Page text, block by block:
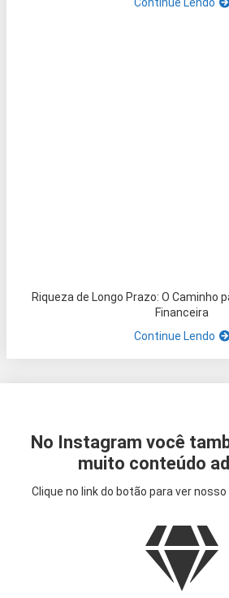
Continue Lendo
Riqueza de Longo Prazo: O Caminho
Financeira
Continue Lendo
No Instagram você
muito conteúdo
Clique no link do botão para ver